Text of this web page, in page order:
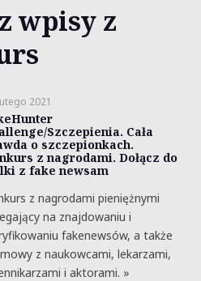
wpisy z
2021
Szczepienia. Cała
o szczepionkach.
z nagrodami. Dołącz do
z fake newsam
z nagrodami pieniężnymi
na znajdowaniu i
fakenewsów, a także
z naukowcami, lekarzami,
i aktorami. »